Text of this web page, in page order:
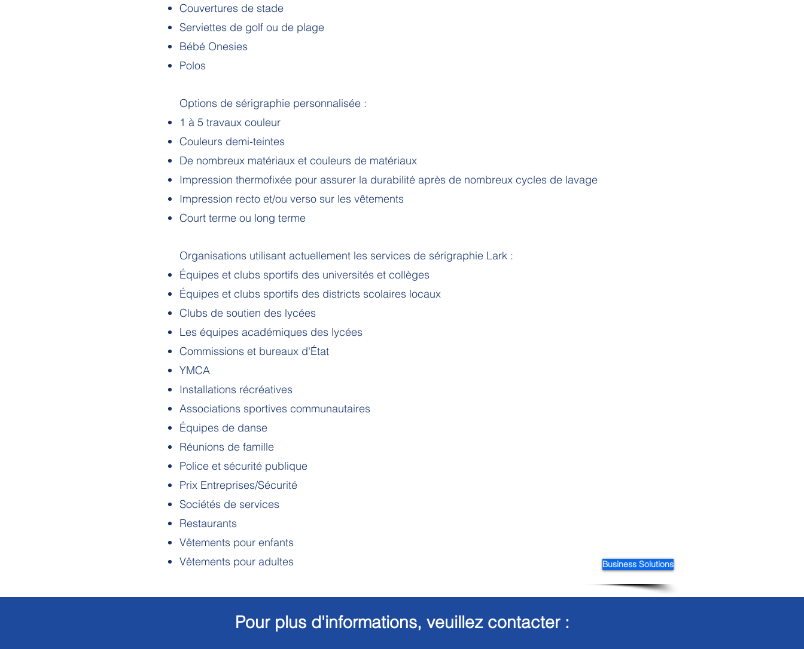
Couvertures de stade
Serviettes de golf ou de plage
Bébé Onesies
Polos
Options de sérigraphie personnalisée :
1 à 5 travaux couleur
Couleurs demi-teintes
De nombreux matériaux et couleurs de matériaux
Impression thermofixée pour assurer la durabilité après de nombreux cycles de lavage
Impression recto et/ou verso sur les vêtements
Court terme ou long terme
Organisations utilisant actuellement les services de sérigraphie Lark :
Équipes et clubs sportifs des universités et collèges
Équipes et clubs sportifs des districts scolaires locaux
Clubs de soutien des lycées
Les équipes académiques des lycées
Commissions et bureaux d'État
YMCA
Installations récréatives
Associations sportives communautaires
Équipes de danse
Réunions de famille
Police et sécurité publique
Prix Entreprises/Sécurité
Sociétés de services
Restaurants
Vêtements pour enfants
Vêtements pour adultes
Business Solutions
Pour plus d'informations, veuillez contacter :